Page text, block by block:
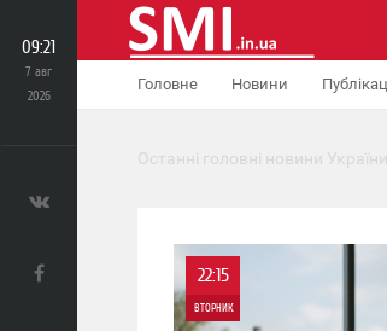
Головне Новини
09:21
7 авг
2026
Останні головні новини України
22:15
ВТОРНИК